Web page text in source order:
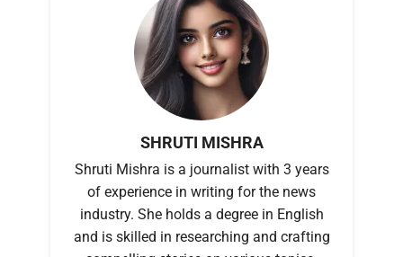
SHRUTI MISHRA
Shruti Mishra is a journalist with 3 years
of experience in writing for the news
industry. She holds a degree in English
and is skilled in researching and crafting